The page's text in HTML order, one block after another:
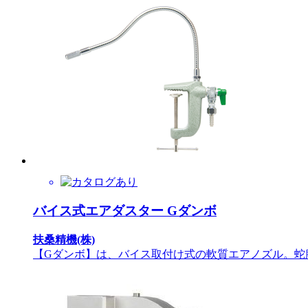
バイス式エアダスター Gダンボ
扶桑精機(株)
【Gダンボ】は、バイス取付け式の軟質エアノズル。